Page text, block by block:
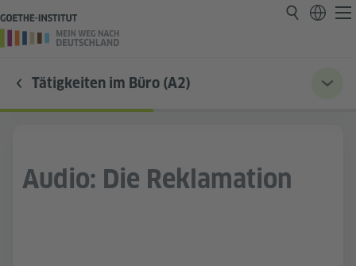
Tätigkeiten im Büro (A2)
Audio: Die Reklamation